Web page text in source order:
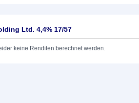
Ltd. 4,4% 17/57
keine Renditen berechnet werden.